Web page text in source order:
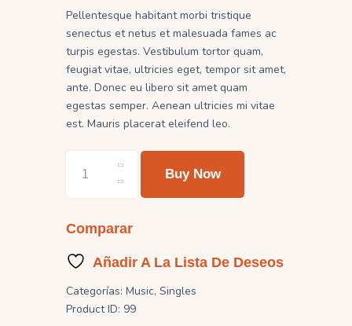
de 5
base
a
valo
racio
de
clien
tes
original
era:
£3.00.
actual
es:
£2.00.
Pellentesque habitant morbi tristique
senectus et netus et malesuada fames ac
turpis egestas. Vestibulum tortor quam,
feugiat vitae, ultricies eget, tempor sit amet,
ante. Donec eu libero sit amet quam
egestas semper. Aenean ultricies mi vitae
est. Mauris placerat eleifend leo.
Single
Buy Now
Comparar
Añadir A La Lista De Deseos
Categorías: Music, Singles
Product ID: 99